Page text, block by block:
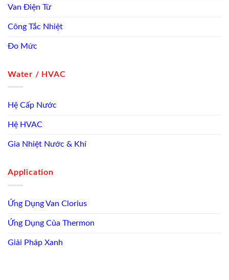
Van Điện Từ
Công Tắc Nhiệt
Đo Mức
Water / HVAC
Hệ Cấp Nước
Hệ HVAC
Gia Nhiệt Nước & Khí
Application
Ứng Dụng Van Clorius
Ứng Dụng Của Thermon
Giải Pháp Xanh